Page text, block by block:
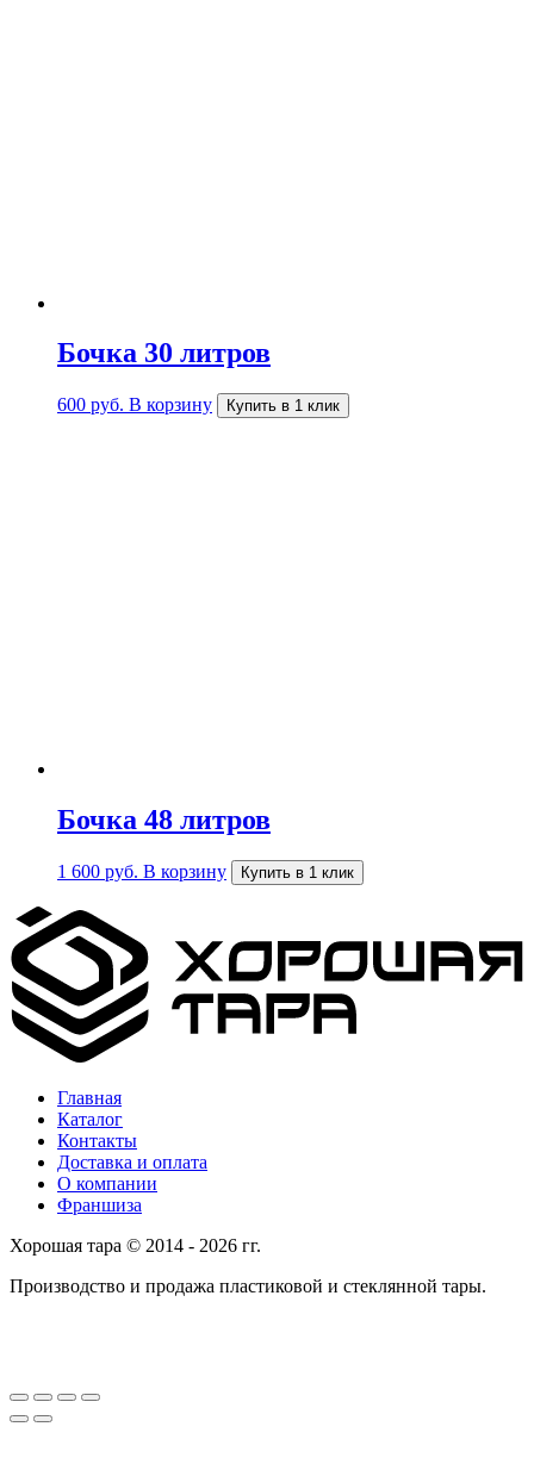
Бочка 30 литров
600 руб. В корзину Купить в 1 клик
Бочка 48 литров
1 600 руб. В корзину Купить в 1 клик
Главная
Каталог
Контакты
Доставка и оплата
О компании
Франшиза
Хорошая тара © 2014 - 2026 гг.
Производство и продажа пластиковой и стеклянной тары.